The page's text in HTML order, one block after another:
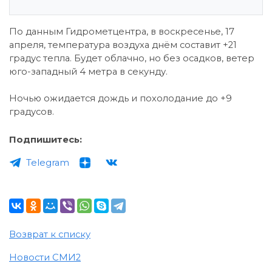
По данным Гидрометцентра, в воскресенье, 17
апреля, температура воздуха днём составит +21
градус тепла. Будет облачно, но без осадков, ветер
юго-западный 4 метра в секунду.
Ночью ожидается дождь и похолодание до +9
градусов.
Подпишитесь:
Telegram
Возврат к списку
Новости СМИ2